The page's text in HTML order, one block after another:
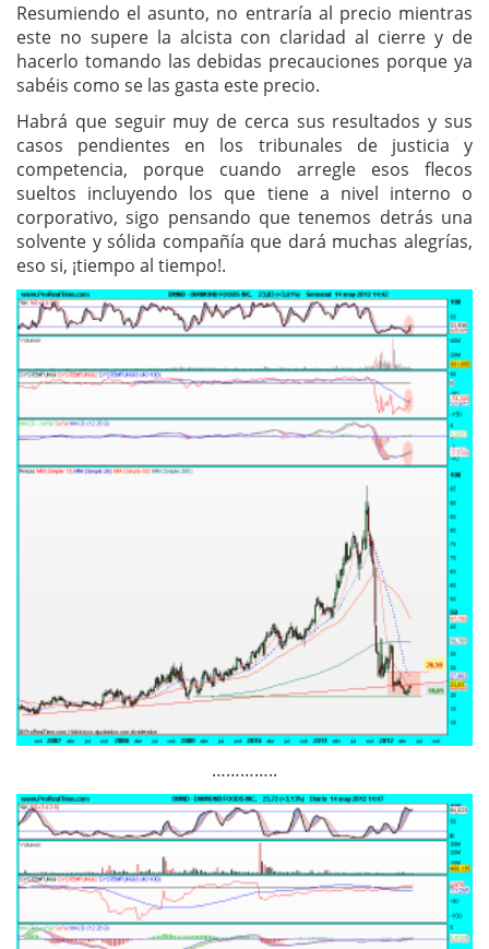
Resumiendo el asunto, no entraría al precio mientras
este no supere la alcista con claridad al cierre y de
hacerlo tomando las debidas precauciones porque ya
sabéis como se las gasta este precio.
Habrá que seguir muy de cerca sus resultados y sus
casos pendientes en los tribunales de justicia y
competencia, porque cuando arregle esos flecos
sueltos incluyendo los que tiene a nivel interno o
corporativo, sigo pensando que tenemos detrás una
solvente y sólida compañía que dará muchas alegrías,
eso si, ¡tiempo al tiempo!.
…………..